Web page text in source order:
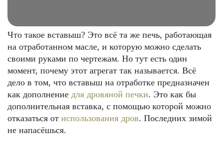
Что такое вставыш? Это всё та же печь, работающая
на отработанном масле, и которую можно сделать
своими руками по чертежам. Но тут есть один
момент, почему этот агрегат так называется. Всё
дело в том, что вставыш на отработке предназначен
как дополнение для дровяной печки. Это как бы
дополнительная вставка, с помощью которой можно
отказаться от использования дров. Последних зимой
не напасёшься.